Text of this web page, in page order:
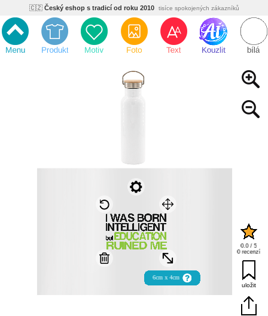
🇨🇿 Český eshop s tradicí od roku 2010 tisíce spokojených zákazníků
Ekologický a zdravotně nezávadný žádná čína, barvy s certifikáty
💡Inovativní výroba vlastní vývoj, nejnovější technologie
Rychlé dodání expedujeme do 24h
Výhodné pro firmy velké množstevní slevy
jsme přímý výrobce, žádný zprostředkovatel